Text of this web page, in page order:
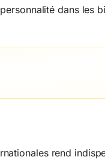
dans les
rend